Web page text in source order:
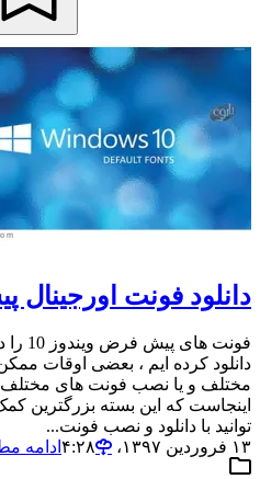
دانلود فونت اورجینال
فونت
دانلود کرده ایم ، بعضی اوقات
اینجاست که این بسته بزرگترین
توانید با دانلود و نصب فونت...
۱۳ فروردین ۱۳۹۷،‏ ۴:۲۸
ادامه